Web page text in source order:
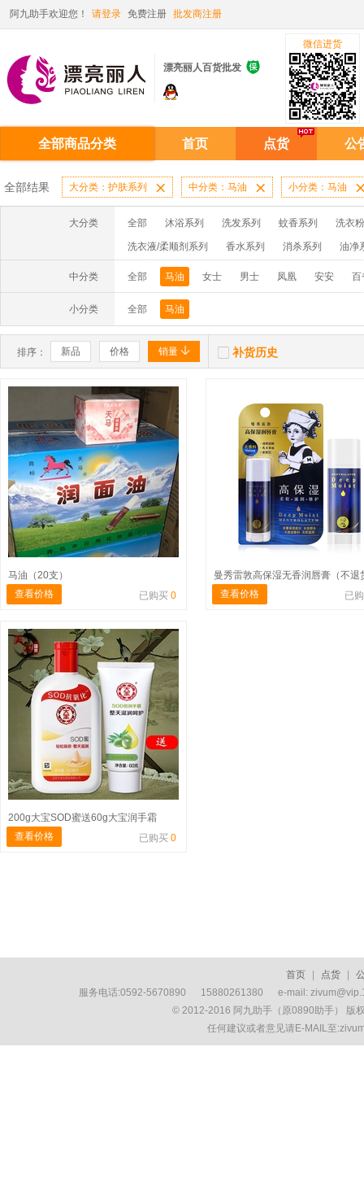
阿九助手欢迎您！ 请登录 免费注册 批发商注册
漂亮丽人百货批发 
微信进货
全部商品分类 首页 点货 公
全部结果 大分类：护肤系列  中分类：马油  小分类：马油
大分类 全部 沐浴系列 洗发系列 蚊香系列 洗衣
洗衣液/柔顺剂系列 香水系列 消杀系列 油净
啫喱膏/水系列 厨房油污系列 玻璃/地板/清洁系
牙膏系列 牙刷系列 固发定型系列 染发系列
洗洁精系列
中分类 全部 马油 女士 男士 凤凰 安安 百
小分类 全部 马油
排序： 新品 价格 销量   补货历史
马油（20支）
查看价格
已购买 0
曼秀雷敦高保湿无香润唇膏（不退
查看价格
已
200g大宝SOD蜜送60g大宝润手霜
查看价格
已购买 0
首页 点货
服务电话:0592-5670890 15880261380 e-mail:
© 2012-2016 阿九助手（原0890助手） 版
任何建议或者意见请E-MAIL至